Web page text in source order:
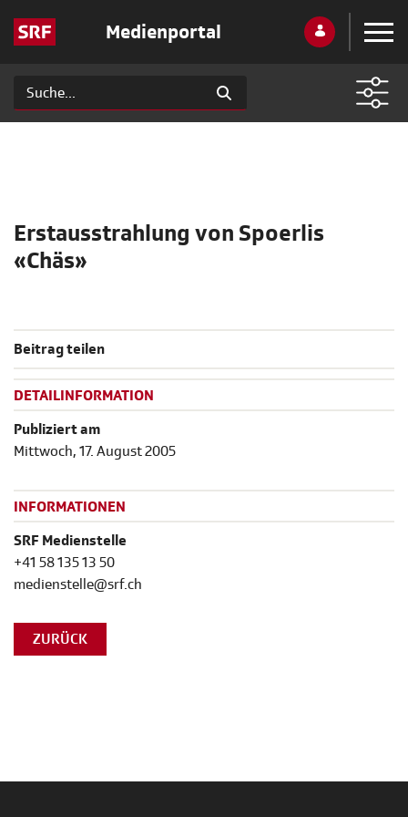
Medienportal
Erstausstrahlung von Spoerlis
«Chäs»
Beitrag teilen
DETAILINFORMATION
Publiziert am
Mittwoch, 17. August 2005
INFORMATIONEN
SRF Medienstelle
+41 58 135 13 50
medienstelle@srf.ch
ZURÜCK